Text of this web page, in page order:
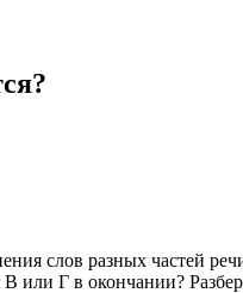
слов разных
или Г в окончании?